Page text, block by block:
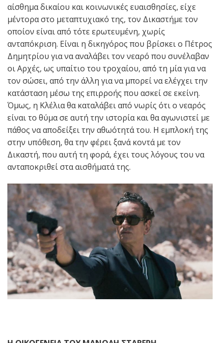
αίσθημα δικαίου και κοινωνικές ευαισθησίες, είχε
μέντορα στο μεταπτυχιακό της, τον Δικαστήμε τον
οποίον είναι από τότε ερωτευμένη, χωρίς
ανταπόκριση. Είναι η δικηγόρος που βρίσκει ο Πέτρος
Δημητρίου για να αναλάβει τον νεαρό που συνέλαβαν
οι Αρχές, ως υπαίτιο του τροχαίου, από τη μία για να
τον σώσει, από την άλλη για να μπορεί να ελέγχει την
κατάσταση μέσω της επιρροής που ασκεί σε εκείνη.
Όμως, η Κλέλια θα καταλάβει από νωρίς ότι ο νεαρός
είναι το θύμα σε αυτή την ιστορία και θα αγωνιστεί με
πάθος να αποδείξει την αθωότητά του. Η εμπλοκή της
στην υπόθεση, θα την φέρει ξανά κοντά με τον
Δικαστή, που αυτή τη φορά, έχει τους λόγους του να
ανταποκριθεί στα αισθήματά της.